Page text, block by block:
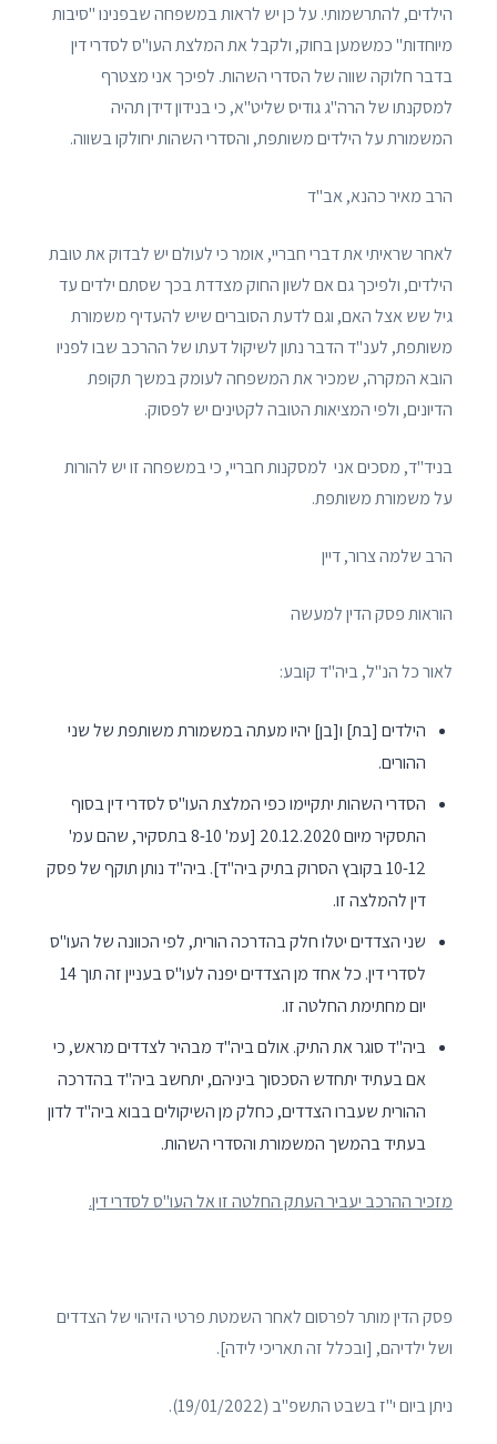
הילדים, להתרשמותי. על כן יש לראות במשפחה שבפנינו "סיבות
מיוחדות" כמשמען בחוק, ולקבל את המלצת העו"ס לסדרי דין
בדבר חלוקה שווה של הסדרי השהות. לפיכך אני מצטרף
למסקנתו של הרה"ג גודיס שליט"א, כי בנידון דידן תהיה
המשמורת על הילדים משותפת, והסדרי השהות יחולקו בשווה.
הרב מאיר כהנא, אב"ד
לאחר שראיתי את דברי חבריי, אומר כי לעולם יש לבדוק את טובת
הילדים, ולפיכך גם אם לשון החוק מצדדת בכך שסתם ילדים עד
גיל שש אצל האם, וגם לדעת הסוברים שיש להעדיף משמורת
משותפת, לענ"ד הדבר נתון לשיקול דעתו של ההרכב שבו לפניו
הובא המקרה, שמכיר את המשפחה לעומק במשך תקופת
הדיונים, ולפי המציאות הטובה לקטינים יש לפסוק.
בניד"ד, מסכים אני למסקנות חבריי, כי במשפחה זו יש להורות
על משמורת משותפת.
הרב שלמה צרור, דיין
הוראות פסק הדין למעשה
לאור כל הנ"ל, ביה"ד קובע:
הילדים [בת] ו[בן] יהיו מעתה במשמורת משותפת של שני
ההורים.
הסדרי השהות יתקיימו כפי המלצת העו"ס לסדרי דין בסוף
התסקיר מיום 20.12.2020 [עמ' 8-10 בתסקיר, שהם עמ'
10-12 בקובץ הסרוק בתיק ביה"ד]. ביה"ד נותן תוקף של פסק
דין להמלצה זו.
שני הצדדים יטלו חלק בהדרכה הורית, לפי הכוונה של העו"ס
לסדרי דין. כל אחד מן הצדדים יפנה לעו"ס בעניין זה תוך 14
יום מחתימת החלטה זו.
ביה"ד סוגר את התיק. אולם ביה"ד מבהיר לצדדים מראש, כי
אם בעתיד יתחדש הסכסוך ביניהם, יתחשב ביה"ד בהדרכה
ההורית שעברו הצדדים, כחלק מן השיקולים בבוא ביה"ד לדון
בעתיד בהמשך המשמורת והסדרי השהות.
מזכיר ההרכב יעביר העתק החלטה זו אל העו"ס לסדרי דין.
פסק הדין מותר לפרסום לאחר השמטת פרטי הזיהוי של הצדדים
ושל ילדיהם, [ובכלל זה תאריכי לידה].
ניתן ביום י"ז בשבט התשפ"ב (19/01/2022).